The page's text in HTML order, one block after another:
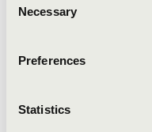
Selection
Necessary
Preferences
Statistics
vele a